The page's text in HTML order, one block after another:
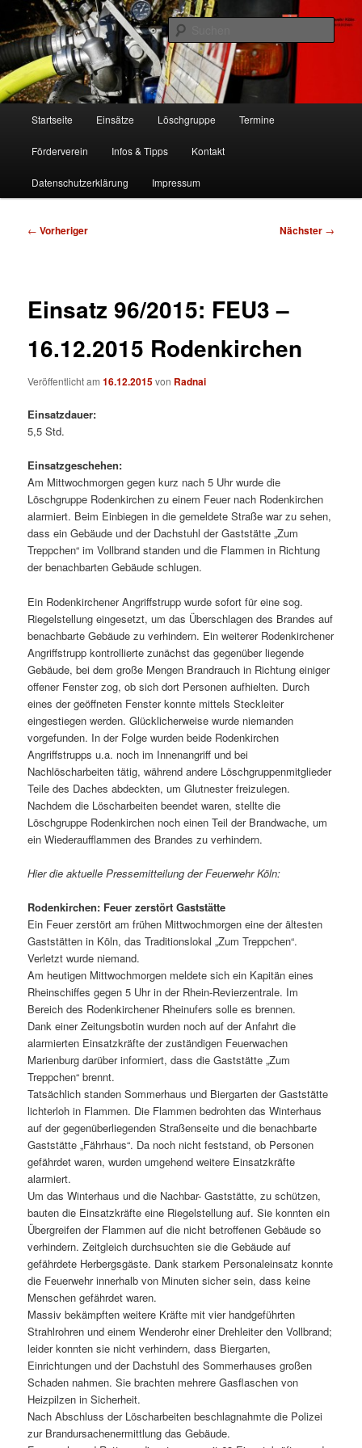
Zum
primären
Inhalt
springenFF Köln, LG RD
Freiwillige Feuerwehr Köln, Löschgruppe Rodenkirchen
Startseite Einsätze Löschgruppe Termine
Förderverein Infos & Tipps Kontakt
Datenschutzerklärung Impressum
Beitragsnavigation
← Vorheriger Nächster →
Einsatz 96/2015: FEU3 –
16.12.2015 Rodenkirchen
Veröffentlicht am16.12.2015von Radnai
Einsatzdauer:
5,5 Std.
Einsatzgeschehen:
Am Mittwochmorgen gegen kurz nach 5 Uhr wurde die
Löschgruppe Rodenkirchen zu einem Feuer nach Rodenkirchen
alarmiert. Beim Einbiegen in die gemeldete Straße war zu sehen,
dass ein Gebäude und der Dachstuhl der Gaststätte „Zum
Treppchen“ im Vollbrand standen und die Flammen in Richtung
der benachbarten Gebäude schlugen.
Ein Rodenkirchener Angriffstrupp wurde sofort für eine sog.
Riegelstellung eingesetzt, um das Überschlagen des Brandes auf
benachbarte Gebäude zu verhindern. Ein weiterer Rodenkirchener
Angriffstrupp kontrollierte zunächst das gegenüber liegende
Gebäude, bei dem große Mengen Brandrauch in Richtung einiger
offener Fenster zog, ob sich dort Personen aufhielten. Durch
eines der geöffneten Fenster konnte mittels Steckleiter
eingestiegen werden. Glücklicherweise wurde niemanden
vorgefunden. In der Folge wurden beide Rodenkirchen
Angriffstrupps u.a. noch im Innenangriff und bei
Nachlöscharbeiten tätig, während andere Löschgruppenmitglieder
Teile des Daches abdeckten, um Glutnester freizulegen.
Nachdem die Löscharbeiten beendet waren, stellte die
Löschgruppe Rodenkirchen noch einen Teil der Brandwache, um
ein Wiederaufflammen des Brandes zu verhindern.
Hier die aktuelle Pressemitteilung der Feuerwehr Köln:
Rodenkirchen: Feuer zerstört Gaststätte
Ein Feuer zerstört am frühen Mittwochmorgen eine der ältesten
Gaststätten in Köln, das Traditionslokal „Zum Treppchen“.
Verletzt wurde niemand.
Am heutigen Mittwochmorgen meldete sich ein Kapitän eines
Rheinschiffes gegen 5 Uhr in der Rhein-Revierzentrale. Im
Bereich des Rodenkirchener Rheinufers solle es brennen.
Dank einer Zeitungsbotin wurden noch auf der Anfahrt die
alarmierten Einsatzkräfte der zuständigen Feuerwachen
Marienburg darüber informiert, dass die Gaststätte „Zum
Treppchen“ brennt.
Tatsächlich standen Sommerhaus und Biergarten der Gaststätte
lichterloh in Flammen. Die Flammen bedrohten das Winterhaus
auf der gegenüberliegenden Straßenseite und die benachbarte
Gaststätte „Fährhaus“. Da noch nicht feststand, ob Personen
gefährdet waren, wurden umgehend weitere Einsatzkräfte
alarmiert.
Um das Winterhaus und die Nachbar- Gaststätte, zu schützen,
bauten die Einsatzkräfte eine Riegelstellung auf. Sie konnten ein
Übergreifen der Flammen auf die nicht betroffenen Gebäude so
verhindern. Zeitgleich durchsuchten sie die Gebäude auf
gefährdete Herbergsgäste. Dank starkem Personaleinsatz konnte
die Feuerwehr innerhalb von Minuten sicher sein, dass keine
Menschen gefährdet waren.
Massiv bekämpften weitere Kräfte mit vier handgeführten
Strahlrohren und einem Wenderohr einer Drehleiter den Vollbrand;
leider konnten sie nicht verhindern, dass Biergarten,
Einrichtungen und der Dachstuhl des Sommerhauses großen
Schaden nahmen. Sie brachten mehrere Gasflaschen von
Heizpilzen in Sicherheit.
Nach Abschluss der Löscharbeiten beschlagnahmte die Polizei
zur Brandursachenermittlung das Gebäude.